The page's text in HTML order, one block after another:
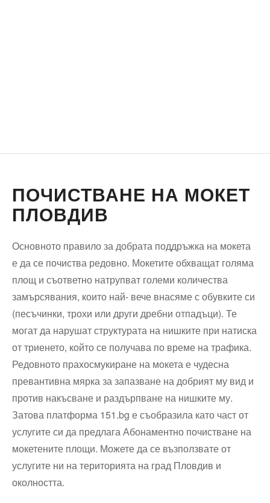
ПОЧИСТВАНЕ НА МОКЕТ
ПЛОВДИВ
Основното правило за добрата поддръжка на мокета
е да се почиства редовно. Мокетите обхващат голяма
площ и съответно натрупват големи количества
замърсявания, които най- вече внасяме с обувките си
(песъчинки, трохи или други дребни отпадъци). Те
могат да нарушат структурата на нишките при натиска
от триенето, който се получава по време на трафика.
Редовното прахосмукиране на мокета е чудесна
превантивна мярка за запазване на добрият му вид и
против накъсване и раздърпване на нишките му.
Затова платформа 151.bg е съобразила като част от
услугите си да предлага Абонаментно почистване на
мокетените площи. Можете да се възползвате от
услугите ни на територията на град Пловдив и
околността.